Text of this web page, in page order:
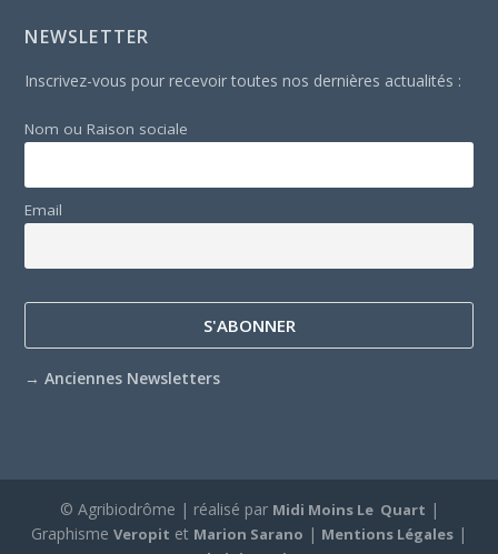
NEWSLETTER
Inscrivez-vous pour recevoir toutes nos dernières actualités :
Nom ou Raison sociale
Email
→Anciennes Newsletters
© Agribiodrôme | réalisé par Midi Moins Le Quart |
Graphisme Veropit et Marion Sarano | Mentions Légales |